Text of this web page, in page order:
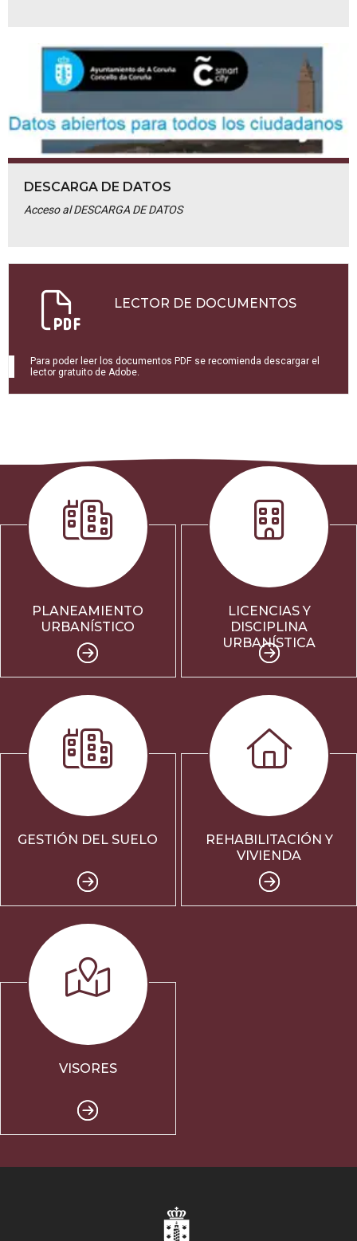
DESCARGA DE DATOS
Acceso al DESCARGA DE DATOS
LECTOR DE DOCUMENTOS
Para poder leer los documentos PDF se recomienda descargar el
lector gratuito de Adobe.
PLANEAMIENTO
URBANÍSTICO
LICENCIAS Y
DISCIPLINA
URBANÍSTICA
GESTIÓN DEL SUELO
REHABILITACIÓN Y
VIVIENDA
VISORES